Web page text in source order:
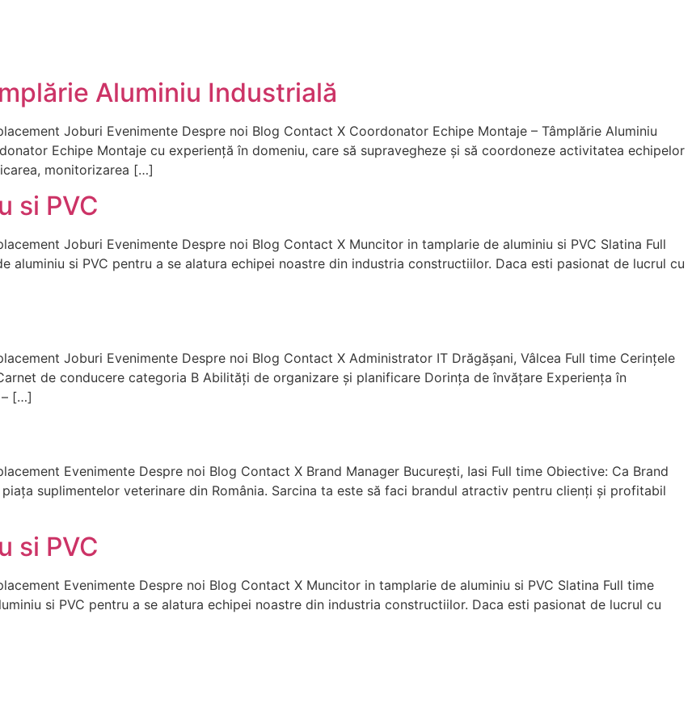
Aluminiu Industrială
Joburi Evenimente Despre noi Blog Contact X Coordonator Echipe Montaje – Tâmplărie Aluminiu
Echipe Montaje cu experiență în domeniu, care să supravegheze și să coordoneze activitatea echipelor
monitorizarea […]
si PVC
Joburi Evenimente Despre noi Blog Contact X Muncitor in tamplarie de aluminiu si PVC Slatina Full
aluminiu si PVC pentru a se alatura echipei noastre din industria constructiilor. Daca esti pasionat de lucrul cu
Joburi Evenimente Despre noi Blog Contact X Administrator IT Drăgășani, Vâlcea Full time Cerințele
de conducere categoria B Abilități de organizare ︈︆︎︇︅︋︎︆​️︍️︉​︁︁︎︍​︋︎︃︋​︈︎︂︁︅︎️︍︂︆︂︇și planificare Dorința de învățare Experiența în
– […]
Evenimente Despre noi Blog Contact X Brand Manager București, Iasi Full time Obiective: Ca Brand
suplimentelor veterinare din România. Sarcina ta este să faci brandul atractiv pentru clienți și profitabil
si PVC
Evenimente Despre noi Blog Contact X Muncitor in tamplarie de aluminiu si PVC Slatina Full time
si PVC pentru a se alatura echipei noastre din industria constructiilor. Daca esti pasionat de lucrul cu